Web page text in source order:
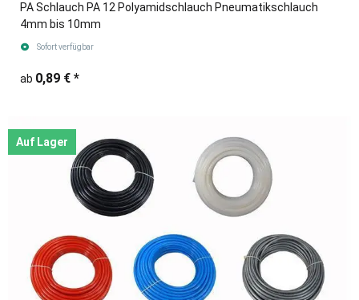
PA Schlauch PA 12 Polyamidschlauch Pneumatikschlauch
4mm bis 10mm
Sofort verfügbar
ab 0,89 € *
Auf Lager